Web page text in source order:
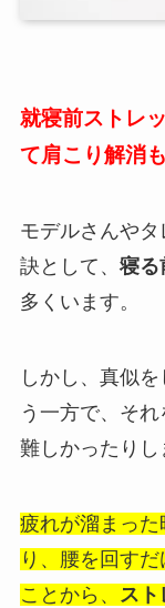
就寝前ストレ
て肩こり解消も
モデルさんや
訣として、 寝る
多くいます。
しかし、真似
う一方で、そ
難しかったりし
疲れが溜まっ
り、腰を回す
ことから、
ス